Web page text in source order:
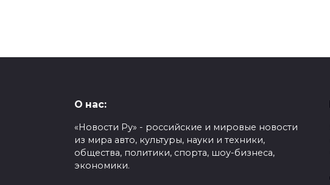
О нас:
«Новости Ру» - российские и мировые новости
из мира авто, культуры, науки и техники,
общества, политики, спорта, шоу-бизнеса,
экономики.